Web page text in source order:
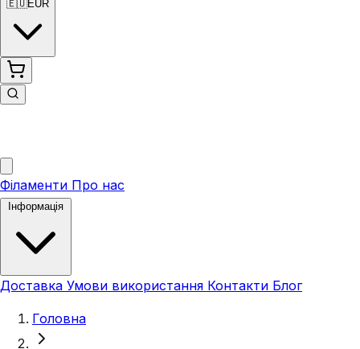
🇪🇺EUR
Філаменти Про нас
Доставка Умови використання Контакти Блог
Головна